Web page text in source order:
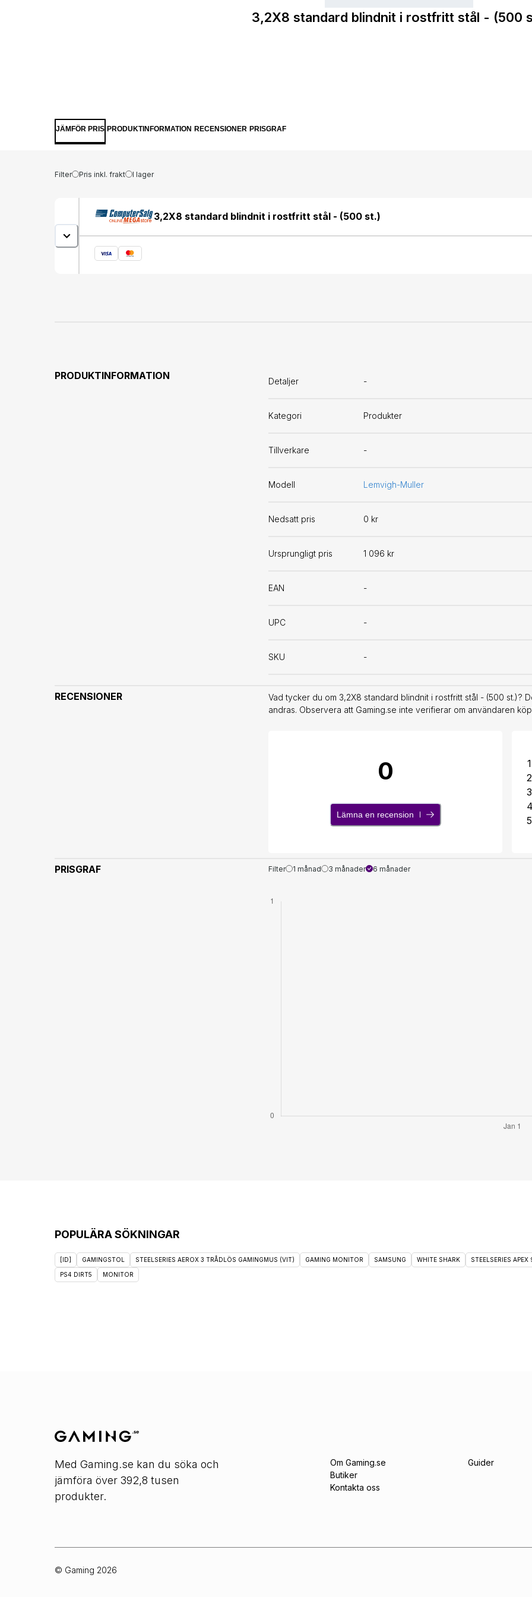
3,2X8 standard blindnit i rostfritt stål - (500
JÄMFÖR PRIS PRODUKTINFORMATION RECENSIONER PRISGRAF
Filter Pris inkl. frakt I lager
3,2X8 standard blindnit i rostfritt stål - (500 st.)
PRODUKTINFORMATION
Detaljer -
Kategori Produkter
Tillverkare -
Modell Lemvigh-Muller
Nedsatt pris 0 kr
Ursprungligt pris 1 096 kr
EAN -
UPC -
SKU -
RECENSIONER
Vad tycker du om 3,2X8 standard blindnit i rostfritt stål - (500 st.)?
andras. Observera att Gaming.se inte verifierar om användaren
0
Lämna en recension
1
2
3
4
5
PRISGRAF Filter 1 månad 3 månader 6 månader
POPULÄRA SÖKNINGAR
[ID] GAMINGSTOL STEELSERIES AEROX 3 TRÅDLÖS GAMINGMUS (VIT) GAMING MONITOR SAMSUNG WHITE SHARK STEELSERIES
PS4 DIRT5 MONITOR
Med Gaming.se kan du söka och
jämföra över 392,8 tusen
produkter.
Om Gaming.se
Butiker
Kontakta oss
Guider
© Gaming 2026